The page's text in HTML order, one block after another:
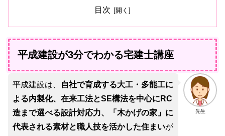
目次
平成建設が3分でわかる宅建士講座
先生
平成建設は、
自社で育成する大工・多能工に
よる内製化、在来工法とSE構法を中心にRC
造まで選べる設計対応力、「木かげの家」に
代表される素材と職人技を活かした住まいが